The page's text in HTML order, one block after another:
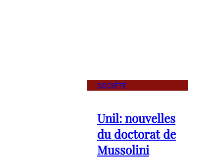
SOCIÉTÉ
Unil: nouvelles
du doctorat de
Mussolini